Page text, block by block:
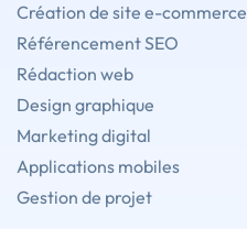
Création de site e-commerce
Référencement SEO
Rédaction web
Design graphique
Marketing digital
Applications mobiles
Gestion de projet